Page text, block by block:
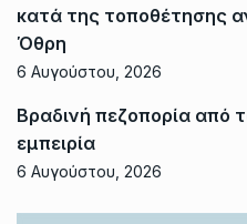
κατά της τοποθέτησης
Όθρη
6 Αυγούστου, 2026
Βραδινή πεζοπορία από
εμπειρία
6 Αυγούστου, 2026